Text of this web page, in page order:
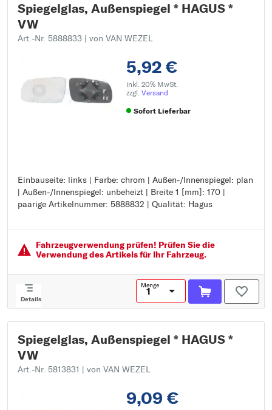
Spiegelglas, Außenspiegel * HAGUS *
VW
Art.-Nr. 5888833 | von VAN WEZEL
5,92 €
inkl. 20% MwSt.
zzgl. Versand
Sofort Lieferbar
Einbauseite: links | Farbe: chrom | Außen-/Innenspiegel: plan
| Außen-/Innenspiegel: unbeheizt | Breite 1 [mm]: 170 |
paarige Artikelnummer: 5888832 | Qualität: Hagus
Einbauseite: links
Farbe: chrom
Außen-/Innenspiegel: plan
Breite 1 [mm]: 170
paarige Artikelnummer: 5888832
Qualität: Hagus
Fahrzeugver­wendung prüfen! Prüfen Sie die
Verwendung des Artikels für Ihr Fahrzeug.
Details
Menge
Spiegelglas, Außenspiegel * HAGUS *
VW
Art.-Nr. 5813831 | von VAN WEZEL
9,09 €